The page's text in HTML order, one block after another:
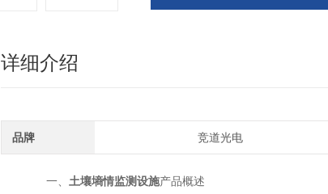
详细介绍
品牌 竞道光电
一、 土壤墒情监测设施产品概述